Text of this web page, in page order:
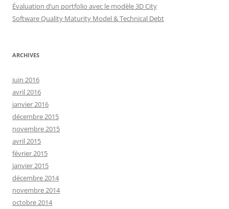
Évaluation d’un portfolio avec le modèle 3D City
Software Quality Maturity Model & Technical Debt
ARCHIVES
juin 2016
avril 2016
janvier 2016
décembre 2015
novembre 2015
avril 2015
février 2015
janvier 2015
décembre 2014
novembre 2014
octobre 2014